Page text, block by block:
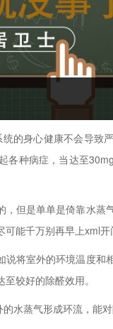
身心健康不会导致
各种病症，当达至
但是单单是倚靠水蒸
能千万别再早上xml开
将室外的环境温度和
较好的除醛效用。
蒸气形成环流，能对